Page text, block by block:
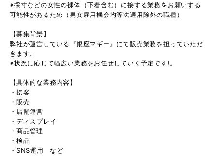
※採寸などの女性の裸体（下着含む）に接する業務をお願いする
可能性があるため（男女雇用機会均等法適用除外の職種）
【募集背景】
弊社が運営している『銀座マギー』にて販売業務を担っていただ
きます。
※状況に応じて幅広い業務をお任せしていく予定です!。
【具体的な業務内容】
・接客
・販売
・店舗運営
・ディスプレイ
・商品管理
・検品
・SNS運用 など